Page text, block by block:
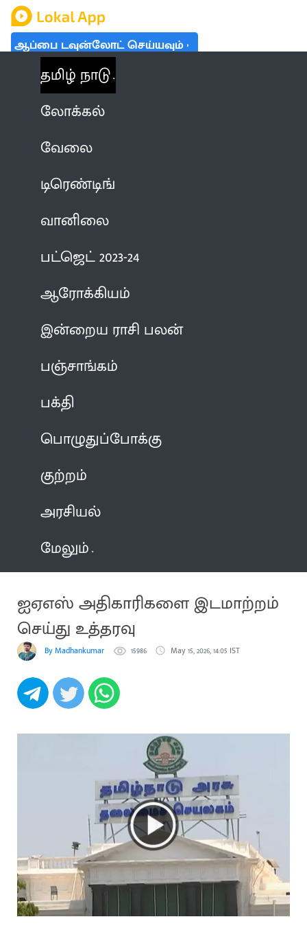
ஆப்பை டவுன்லோட் செய்யவும்
தமிழ் நாடு
லோக்கல்
வேலை
டிரெண்டிங்
வானிலை
பட்ஜெட் 2023-24
ஆரோக்கியம்
இன்றைய ராசி பலன்
பஞ்சாங்கம்
பக்தி
பொழுதுப்போக்கு
குற்றம்
அரசியல்
மேலும்
ஐஏஎஸ் அதிகாரிகளை இடமாற்றம்
செய்து உத்தரவு
By Madhankumar 15986 May 15, 2026, 14:05 IST